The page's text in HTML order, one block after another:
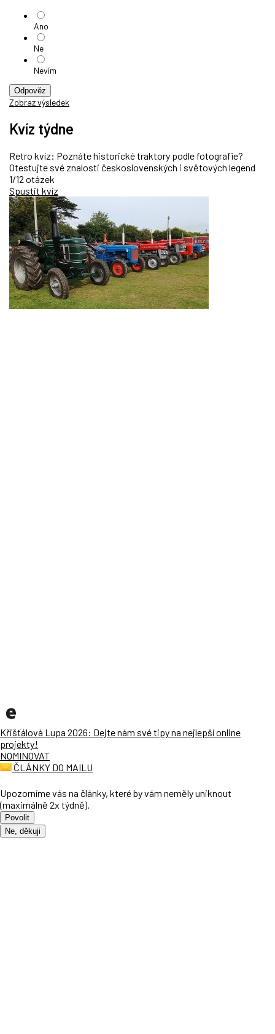
Ano
Ne
Nevím
Odpověz
Zobraz výsledek
Kvíz týdne
Retro kvíz: Poznáte historické traktory podle fotografie?
Otestujte své znalosti československých i světových legend
1/12 otázek
Spustit kvíz
Křišťálová Lupa 2026: Dejte nám své tipy na nejlepší online
projekty!
NOMINOVAT
ČLÁNKY DO MAILU
Upozorníme vás na články, které by vám neměly uniknout
(maximálně 2x týdně).
Povolit
Ne, děkuji